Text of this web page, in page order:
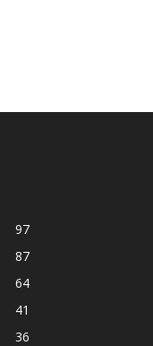
97
87
64
41
36